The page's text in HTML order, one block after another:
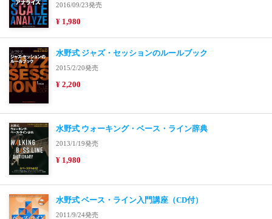
2016/09/23発売
¥ 1,980
水野式 ジャズ・セッションのルールブック
2015/2/20発売
¥ 2,200
水野式 ウォーキング・ベース・ライン辞典
2013/1/19発売
¥ 1,980
水野式 ベース・ライン入門講座（CD付）
2011/9/24発売